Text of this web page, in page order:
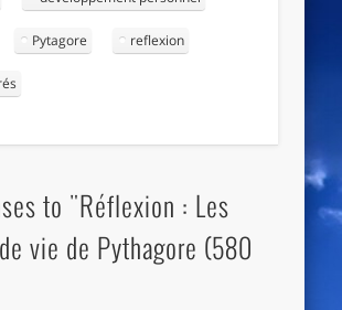
Pytagore reflexion
to "Réflexion : Les
vie de Pythagore (580